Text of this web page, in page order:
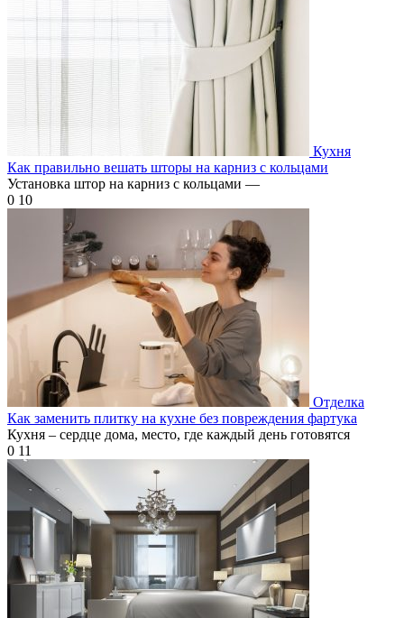
Кухня
Как правильно вешать шторы на карниз с кольцами
Установка штор на карниз с кольцами —
0 10
Отделка
Как заменить плитку на кухне без повреждения фартука
Кухня – сердце дома, место, где каждый день готовятся
0 11